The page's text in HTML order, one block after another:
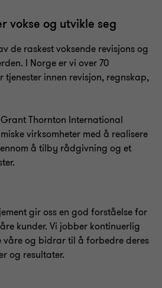
vokse og utvikle seg
de raskest voksende revisjons og
I Norge er vi over 70
tjenester innen revisjon, regnskap,
Thornton International
virksomheter med å realisere
å tilby rådgivning og et
gir oss en god forståelse for
kunder. Vi jobber kontinuerlig
våre og bidrar til å forbedre deres
og resultater.